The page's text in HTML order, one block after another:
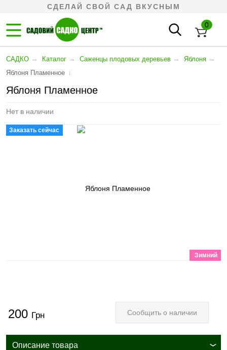
СДЕЛАЙ СВОЙ САД ВКУСНЫМ
0
САДКО → Каталог → Cаженцы плодовых деревьев → Яблоня →
Яблоня Пламенное ↓
Яблоня Пламенное
Нет в наличии
Заказать сейчас
Зимний
200 Грн Сообщить о наличии
Описание товара